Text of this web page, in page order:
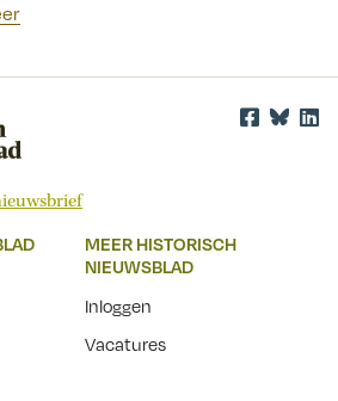
MEER HISTORISCH
NIEUWSBLAD
Inloggen
Vacatures